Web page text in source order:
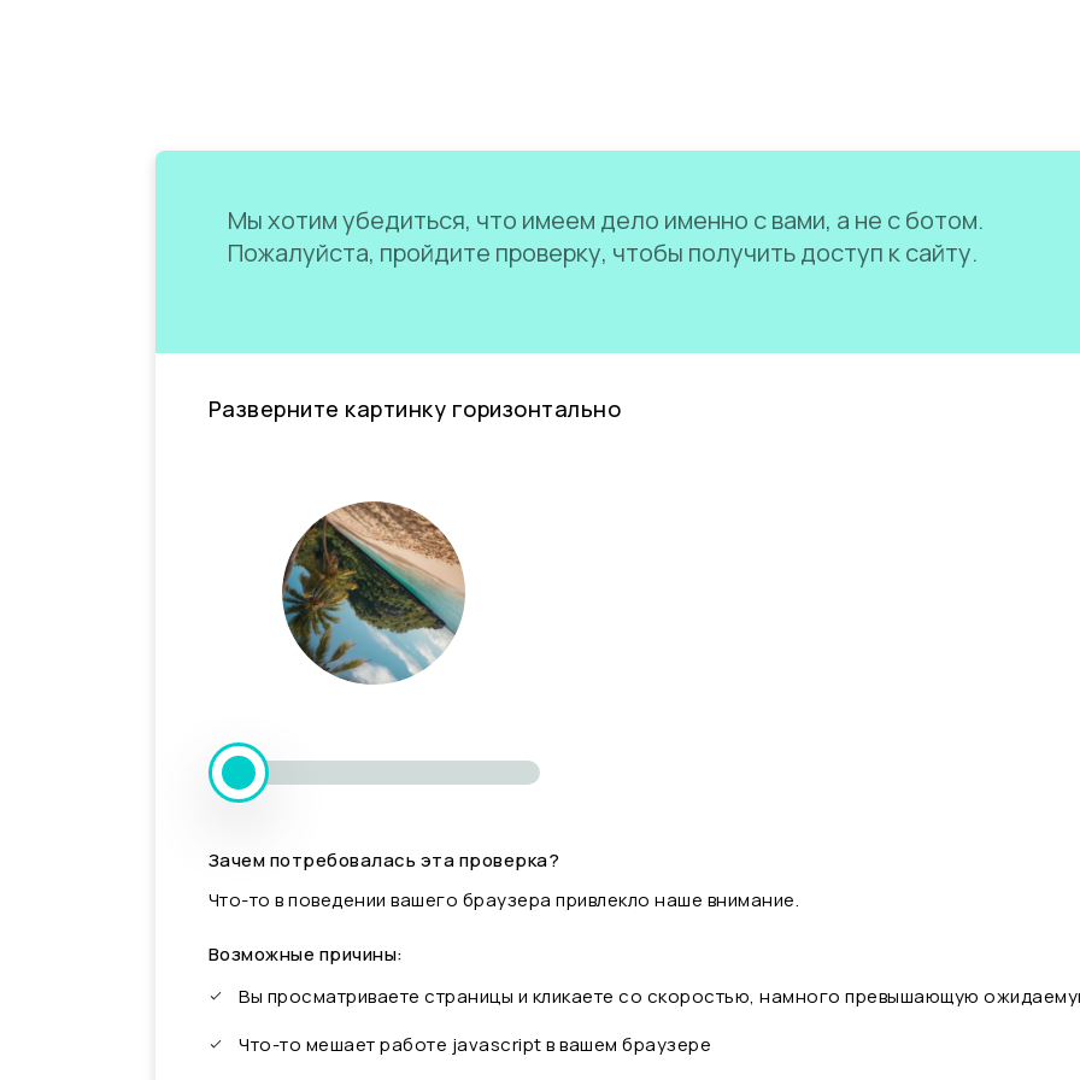
Мы хотим убедиться, что имеем дело именно с вами, а не с ботом.
Пожалуйста, пройдите проверку, чтобы получить доступ к сайту.
Разверните картинку горизонтально
Зачем потребовалась эта проверка?
Что-то в поведении вашего браузера привлекло наше внимание.
Возможные причины:
Вы просматриваете страницы и кликаете со скоростью, намного превышающую
Что-то мешает работе javascript в вашем браузере